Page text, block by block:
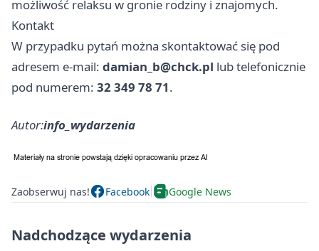
możliwość relaksu w gronie rodziny i znajomych.
Kontakt
W przypadku pytań można skontaktować się pod
adresem e-mail: damian_b@chck.pl lub telefonicznie
pod numerem: 32 349 78 71.
Autor:info_wydarzenia
Zaobserwuj nas! Facebook Google News
Nadchodzące wydarzenia